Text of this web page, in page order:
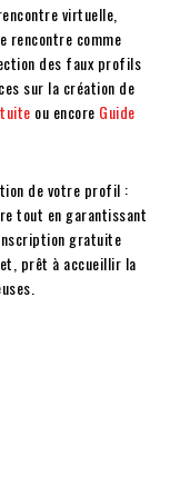
virtuelle,
rencontre comme
des faux profils
sur la création de
ou encore Guide
de votre profil :
tout en garantissant
gratuite
prêt à accueillir la